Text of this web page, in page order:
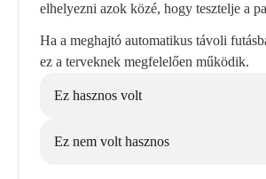
elhelyezni azok közé, hogy tesztelje a
Ha a meghajtó automatikus távoli
ez a terveknek megfelelően működik.
Ez hasznos volt
Ez nem volt hasznos